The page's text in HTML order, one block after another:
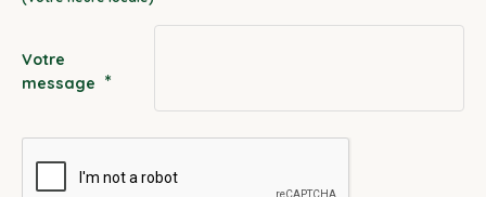
Votre
message *